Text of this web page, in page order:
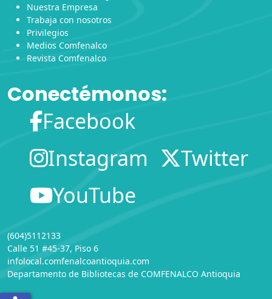
Nuestra Empresa
Trabaja con nosotros
Privilegios
Medios Comfenalco
Revista Comfenalco
Conectémonos:
Facebook
Instagram
Twitter
YouTube
(604)5112133
Calle 51 #45-37, Piso 6
infolocal.comfenalcoantioquia.com
Departamento de Bibliotecas de COMFENALCO Antioquia